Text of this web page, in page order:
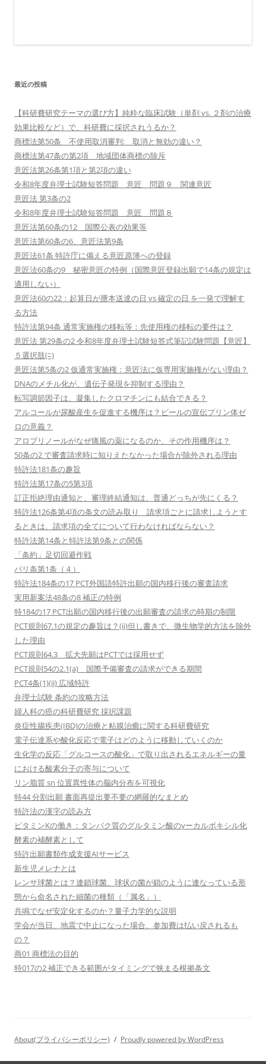
最近の投稿
【科研費研究テーマの選び方】純粋な臨床試験（単剤 vs. ２剤の治療
効果比較など）で、科研費に採択されうるか？
商標法第50条 不使用取消審判: 取消と無効の違い？
商標法第47条の第2項 地域団体商標の除斥
意匠法第26条第1項と第2項の違い
令和8年度弁理士試験短答問題 意匠 問題９ 関連意匠
意匠法 第3条の2
令和8年度弁理士試験短答問題 意匠 問題８
意匠法第60条の12 国際公表の効果等
意匠法第60条の6、意匠法第9条
意匠法61条 特許庁に備える意匠原簿への登録
意匠法60条の9 秘密意匠の特例（国際意匠登録出願で14条の規定は
適用しない）
意匠法60の22：起算日が謄本送達の日 vs 確定の日 を一発で理解す
る方法
特許法第94条 通常実施権の移転等：先使用権の移転の要件は？
意匠法 第29条の2 令和8年度弁理士試験短答式筆記試験問題【意匠】
５選択肢(ﾆ)
意匠法第5条の2 仮通常実施権：意匠法に仮専用実施権がない理由？
DNAのメチル化が、遺伝子発現を抑制する理由？
転写調節因子は、凝集したクロマチンにも結合できる？
アルコールが尿酸産生を促進する機序は？ビールの宣伝プリン体ゼ
ロの意義？
アロプリノールがなぜ痛風の薬になるのか、その作用機序は？
50条の2 で審査請求時に知りえたなかった場合が除外される理由
特許法181条の趣旨
特許法第17条の5第3項
訂正拒絶理由通知と、審理終結通知は、普通どっちが先にくる？
特許法126条第4項の条文の読み取り 請求項ごとに請求しようとす
るときは、請求項の全てについて行わなければならない？
特許法第14条と特許法第9条との関係
「条約」足切回避作戦
パリ条第1条（４）
特許法184条の17 PCT外国語特許出願の国内移行後の審査請求
実用新案法48条の8 補正の特例
特184の17 PCT出願の国内移行後の出願審査の請求の時期の制限
PCT規則67.1の規定の趣旨は？(ii)但し書きで、微生物学的方法を除外
した理由
PCT規則64.3 拡大先願はPCTでは採用せず
PCT規則54の2.1(a) 国際予備審査の請求ができる期間
PCT4条(1)(ii) 広域特許
弁理士試験 条約の攻略方法
婦人科の癌の科研費研究 採択課題
炎症性腸疾患(IBD)の治療と粘膜治癒に関する科研費研究
電子伝達系や酸化反応で電子はどのように移動していくのか
生化学の反応「グルコースの酸化」で取り出されるエネルギーの量
における酸素分子の寄与について
リン脂質 sn 位置異性体の脳内分布を可視化
特44 分割出願 書面再提出要不要の網羅的なまとめ
特許法の漢字の読み方
ビタミンKの働き：タンパク質のグルタミン酸のγーカルボキシル化
酵素の補酵素として
特許出願書類作成支援AIサービス
新生児メレナとは
レンサ球菌とは？連鎖球菌、球状の菌が鎖のように連なっている形
態から命名された細菌の種類（「属名」）
共鳴でなぜ安定化するのか？量子力学的な説明
学会が当日、地震で中止になった場合、参加費は払い戻されるも
の？
商01 商標法の目的
特017の2 補正できる範囲がタイミングで狭まる根拠条文
About(プライバシーポリシー) Proudly powered by WordPress